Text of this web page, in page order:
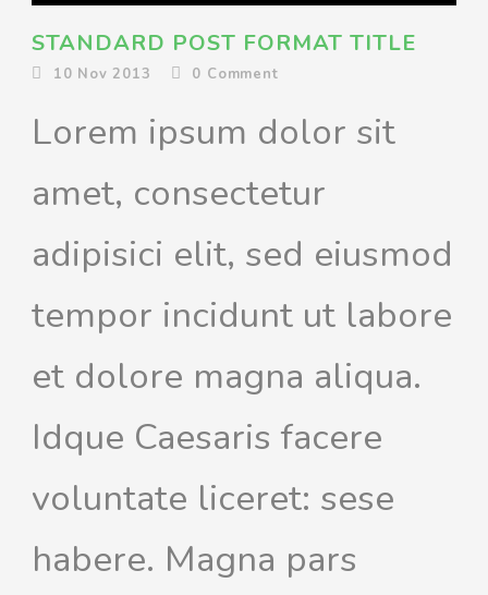
STANDARD POST FORMAT TITLE
10 Nov 2013 0 Comment
Lorem ipsum dolor sit
amet, consectetur
adipisici elit, sed eiusmod
tempor incidunt ut labore
et dolore magna aliqua.
Idque Caesaris facere
voluntate liceret: sese
habere. Magna pars